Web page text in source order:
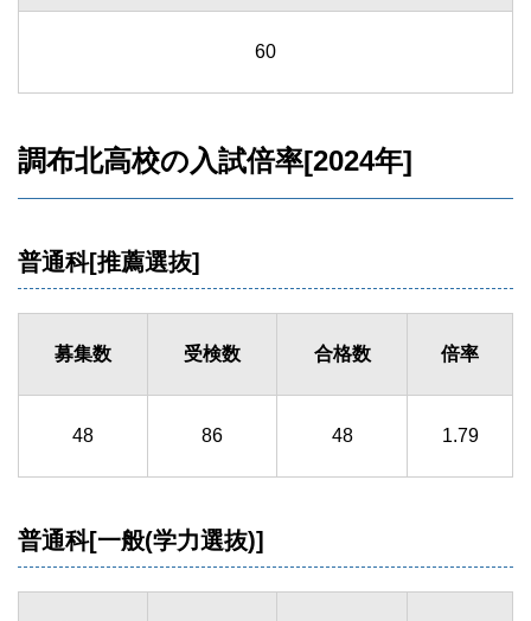
60
調布北高校の入試倍率[2024年]
普通科[推薦選抜]
募集数 受検数 合格数 倍率
48 86 48 1.79
普通科[一般(学力選抜)]